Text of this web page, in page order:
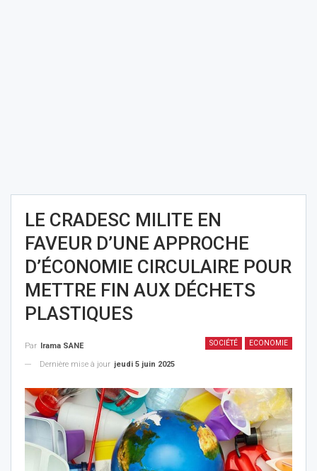
LE CRADESC MILITE EN
FAVEUR D’UNE APPROCHE
D’ÉCONOMIE CIRCULAIRE POUR
METTRE FIN AUX DÉCHETS
PLASTIQUES
SOCIÉTÉ ECONOMIE
Par Irama SANE
Dernière mise à jour jeudi 5 juin 2025